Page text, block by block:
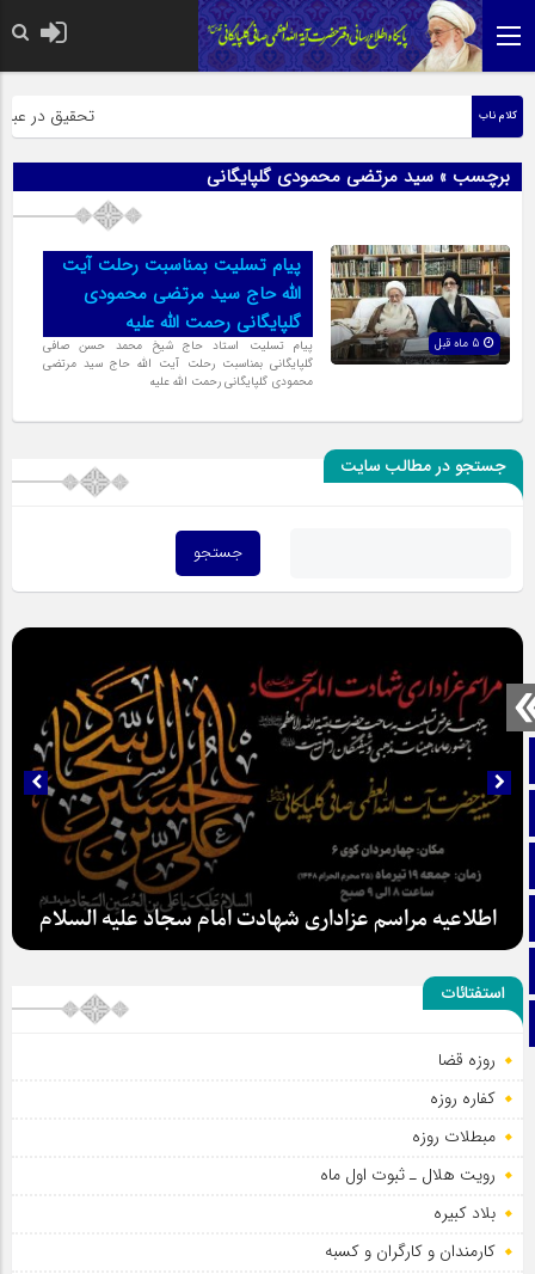
صفحه نخست
تماس با ما
آپارات
اینستاگرام
تلگرام
کلام ناب تحقیق در
برچسب » سید مرتضی محمودی گلپایگانی
پیام تسلیت بمناسبت رحلت آیت
الله حاج سید مرتضی محمودی
گلپایگانی رحمت الله علیه
پیام تسلیت استاد حاج شیخ محمد حسن صافی
گلپایگانی بمناسبت رحلت آیت الله حاج سید مرتضی
محمودی گلپایگانی رحمت الله علیه
جستجو در مطالب سایت
اطلاعیه مراسم عزاداری شهادت امام سجاد علیه السلام
استفتائات
روزه قضا
کفاره روزه
مبطلات روزه
رویت هلال ـ ثبوت اول ماه
بلاد کبیره
کارمندان و کارگران و کسبه